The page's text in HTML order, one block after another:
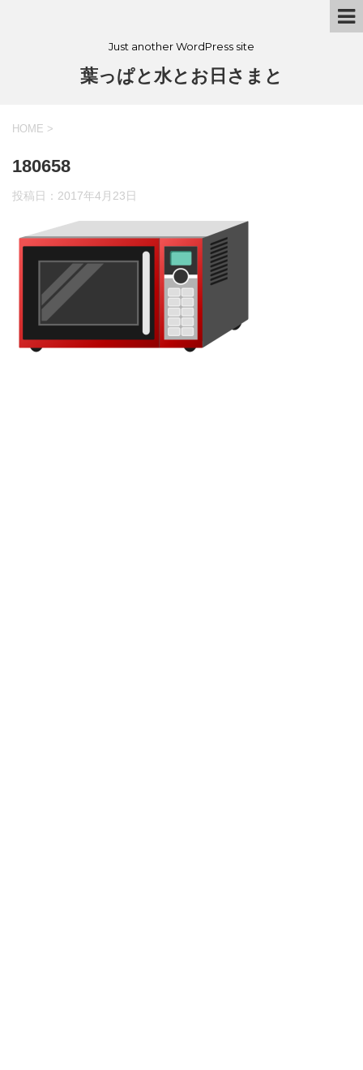
Just another WordPress site
葉っぱと水とお日さまと
HOME >
180658
投稿日： 2017年4月23日